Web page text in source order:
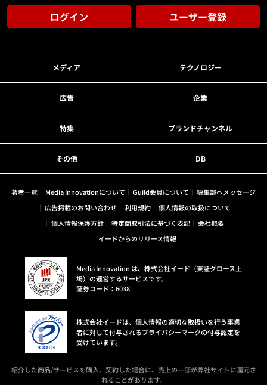
ログイン ユーザー登録
メディア テクノロジー
広告 企業
特集 ブランドチャンネル
その他 DB
著者一覧 Media Innovationについて Guild会員について
編集部へメッセージ
広告掲載のお問い合わせ
利用規約
個人情報の取扱について
個人情報保護方針
特定商取引法に基づく表記
会社概要
イードからのリリース情報
Media Innovation は、株式会社イード（東証グロース上
場）の運営するサービスです。
証券コード：6038
株式会社イードは、個人情報の適切な取扱いを行う事業
者に対して付与されるプライバシーマークの付与認定を
受けています。
紹介した商品/サービスを購入、契約した場合に、売上の一部が弊社サイトに還元さ
れることがあります。